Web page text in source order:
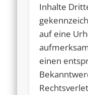
Inhalte
auf eine
einen